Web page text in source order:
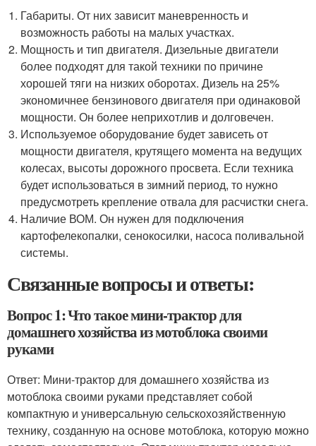
Габариты. От них зависит маневренность и
возможность работы на малых участках.
Мощность и тип двигателя. Дизельные двигатели
более подходят для такой техники по причине
хорошей тяги на низких оборотах. Дизель на 25%
экономичнее бензинового двигателя при одинаковой
мощности. Он более неприхотлив и долговечен.
Используемое оборудование будет зависеть от
мощности двигателя, крутящего момента на ведущих
колесах, высоты дорожного просвета. Если техника
будет использоваться в зимний период, то нужно
предусмотреть крепление отвала для расчистки снега.
Наличие ВОМ. Он нужен для подключения
картофелекопалки, сенокосилки, насоса поливальной
системы.
Связанные вопросы и ответы:
Вопрос 1: Что такое мини-трактор для
домашнего хозяйства из мотоблока своими
руками
Ответ: Мини-трактор для домашнего хозяйства из
мотоблока своими руками представляет собой
компактную и универсальную сельскохозяйственную
технику, созданную на основе мотоблока, которую можно